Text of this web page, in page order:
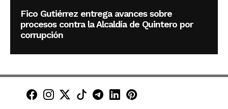
Fico Gutiérrez entrega avances sobre
procesos contra la Alcaldía de Quintero por
corrupción
Minuto30 en Facebook
Minuto30 en Instagram
Minuto30 en X (Twitter)
Minuto30 en TikTok
Canal de Minuto30 en
Minuto30 en LinkedIn
Minuto30 en